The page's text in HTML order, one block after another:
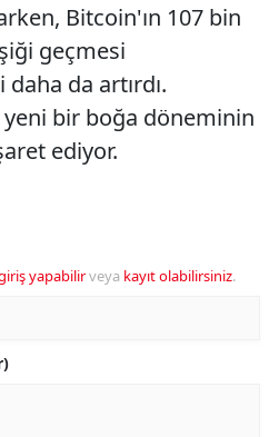
Bitcoin'ın 107 bin
geçmesi
daha da artırdı.
bir boğa döneminin
ediyor.
yapabilirveya kayıt olabilirsiniz.